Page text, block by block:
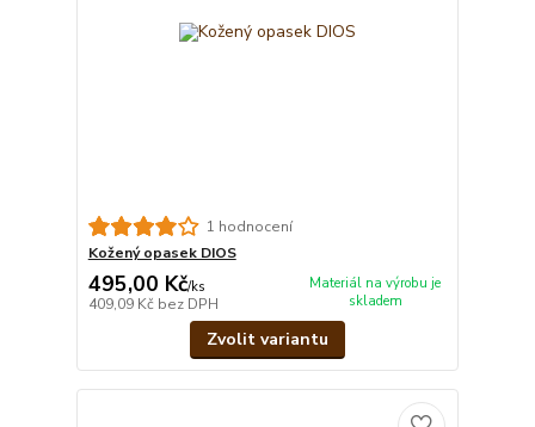
1 hodnocení
Kožený opasek DIOS
495,00 Kč/ks
409,09 Kč bez DPH
Materiál na výrobu je
skladem
Zvolit variantu